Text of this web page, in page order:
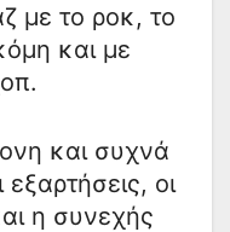
με το ροκ, το
και με
και συχνά
οι
η συνεχής